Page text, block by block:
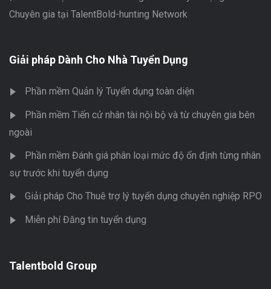
Chuyên gia tại TalentBold-hunting Network
Giải pháp Dành Cho Nhà Tuyển Dụng
Phần mềm Quản lý Tuyển dụng toàn diện
Phần mềm Tiến cử nhân tài nội bộ và từ chuyên gia bên
ngoài
Phần mềm Đánh giá phân loại mức độ ổn định từng nhân
sự trước khi tuyển dụng
Giải pháp Cho Thuê trợ lý tuyển dụng chuyên nghiệp RPO
Miễn phí Đăng tin tuyển dụng
Talentbold Group